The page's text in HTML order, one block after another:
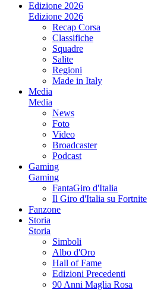
Edizione 2026
Edizione 2026
Recap Corsa
Classifiche
Squadre
Salite
Regioni
Made in Italy
Media
Media
News
Foto
Video
Broadcaster
Podcast
Gaming
Gaming
FantaGiro d'Italia
Il Giro d'Italia su Fortnite
Fanzone
Storia
Storia
Simboli
Albo d'Oro
Hall of Fame
Edizioni Precedenti
90 Anni Maglia Rosa